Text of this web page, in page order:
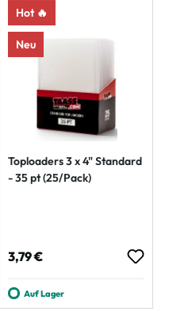
Hot 🔥
Neu
Toploaders 3 x 4" Standard
- 35 pt (25/Pack)
Regulärer Preis:
3,79 €
Auf Lager